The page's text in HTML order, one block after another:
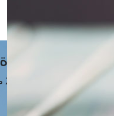
الفتوى الهاتفية
مَواقِيتُ الصَّـــلاة
القاهرة · 08 أغسطس 2026 م
الفجر